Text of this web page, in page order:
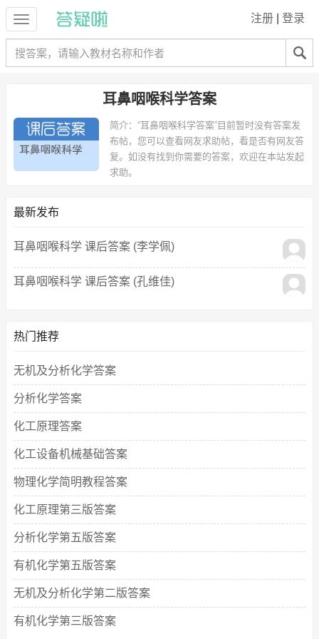
注册 登录
耳鼻咽喉科学答案
简介： “耳鼻咽喉科学答案”目前暂时没有答案发
布帖，您可以查看网友求助帖，看是否有网友答
复。如没有找到你需要的答案，欢迎在本站发起
求助。
最新发布
耳鼻咽喉科学 课后答案 (李学佩)
耳鼻咽喉科学 课后答案 (孔维佳)
热门推荐
无机及分析化学答案
分析化学答案
化工原理答案
化工设备机械基础答案
物理化学简明教程答案
化工原理第三版答案
分析化学第五版答案
有机化学第五版答案
无机及分析化学第二版答案
有机化学第三版答案